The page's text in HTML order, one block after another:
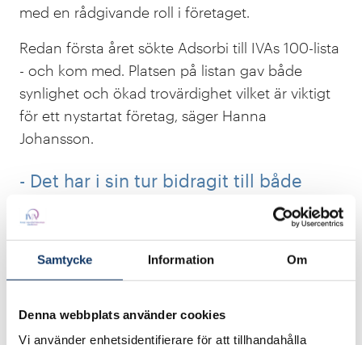
Samtycke Information Om
Denna webbplats använder cookies
Vi använder enhetsidentifierare för att tillhandahålla
med en rådgivande roll i företaget.
Redan första året sökte Adsorbi till IVAs 100-lista
- och kom med. Platsen på listan gav både
synlighet och ökad trovärdighet vilket är viktigt
för ett nystartat företag, säger Hanna
Johansson.
- Det har i sin tur bidragit till både
kontakter och priser. Det blir som en
snöbollseffekt.
Ett annat resultat av 100-listan var att Adsrobi
inkubatorprogram Reach i Silicon Valley vid
Nordic Innovation House. Det sex månader